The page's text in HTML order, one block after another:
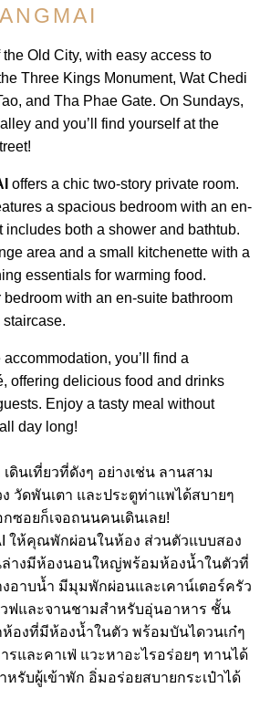
Old City, with easy access to
Three Kings Monument, Wat Chedi
and Tha Phae Gate. On Sundays,
and you’ll find yourself at the
offers a chic two-story private room.
a spacious bedroom with an en-
includes both a shower and bathtub.
area and a small kitchenette with a
essentials for warming food.
with an en-suite bathroom
you’ll find a
offering delicious food and drinks
Enjoy a tasty meal without
day long!
เดินเที่ยวที่ดังๆ อย่างเช่น ลานสาม
วัดพันเตา และประตูท่าแพได้สบายๆ
ซอยก็เจอถนนคนเดินเลย!
ให้คุณพักผ่อนในห้อง ส่วนตัวแบบสอง
างมีห้องนอนใหญ่พร้อมห้องน้ำในตัวที่
อาบน้ำ มีมุมพักผ่อนและเคาน์เตอร์ครัว
วฟและจานชามสำหรับอุ่นอาหาร ชั้น
องที่มีห้องน้ำในตัว พร้อมบันไดวนเก๋ๆ
และคาเฟ่ แวะหาอะไรอร่อยๆ ทานได้
รับผู้เข้าพัก อิ่มอร่อยสบายกระเป๋าได้